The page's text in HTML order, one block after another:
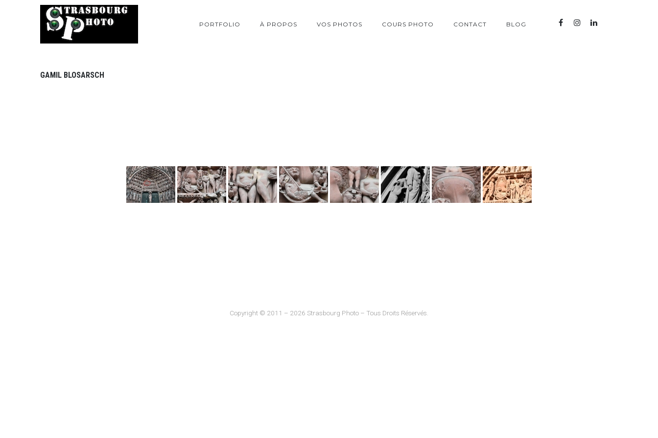
PORTFOLIO À PROPOS VOS PHOTOS COURS PHOTO CONTACT BLOG
GAMIL BLOSARSCH
Copyright © 2011 – 2026 Strasbourg Photo – Tous Droits Réservés.